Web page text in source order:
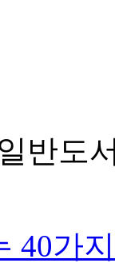
반도
40가